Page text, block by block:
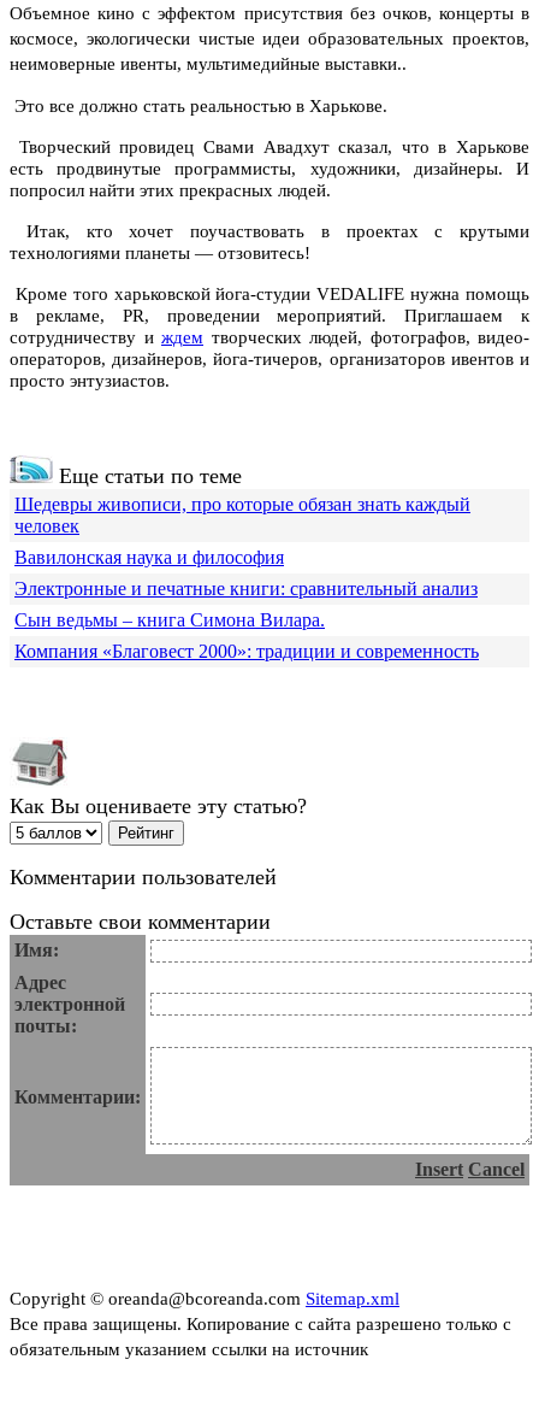
Объемное кино с эффектом присутствия без очков, концерты в
космосе, экологически чистые идеи образовательных проектов,
неимоверные ивенты, мультимедийные выставки..
Это все должно стать реальностью в Харькове.
Творческий провидец Свами Авадхут сказал, что в Харькове
есть продвинутые программисты, художники, дизайнеры. И
попросил найти этих прекрасных людей.
Итак, кто хочет поучаствовать в проектах с крутыми
технологиями планеты — отзовитесь!
Кроме того харьковской йога-студии VEDALIFE нужна помощь
в рекламе, PR, проведении мероприятий. Приглашаем к
сотрудничеству и ждем творческих людей, фотографов, видео-
операторов, дизайнеров, йога-тичеров, организаторов ивентов и
просто энтузиастов.
Еще статьи по теме
Шедевры живописи, про которые обязан знать каждый
человек
Вавилонская наука и философия
Электронные и печатные книги: сравнительный анализ
Сын ведьмы – книга Симона Вилара.
Компания «Благовест 2000»: традиции и современность
Как Вы оцениваете эту статью?
Комментарии пользователей
Оставьте свои комментарии
Имя:
Адрес
электронной
почты:
Комментарии:
Insert Cancel
Copyright © oreanda@bcoreanda.com Sitemap.xml
Все права защищены. Копирование с сайта разрешено только с
обязательным указанием ссылки на источник